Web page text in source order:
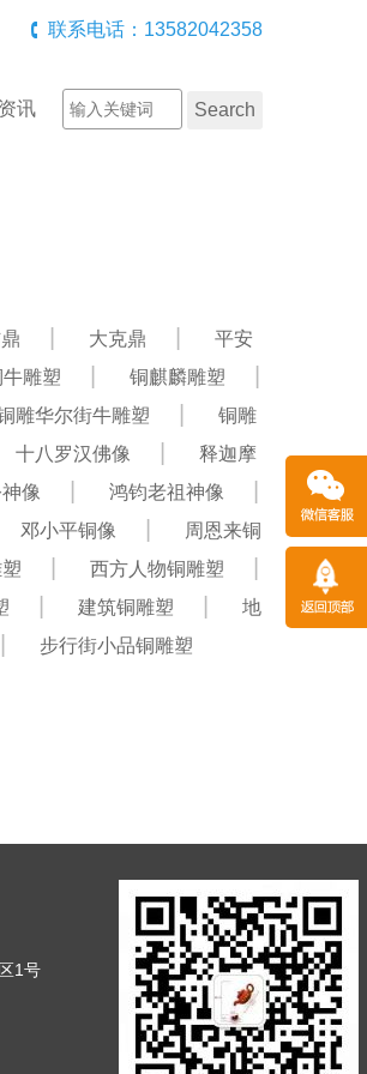
联系电话：13582042358
讯
大克鼎
平安
雕塑
铜麒麟雕塑
雕华尔街牛雕塑
铜雕
十八罗汉佛像
释迦摩
像
鸿钧老祖神像
邓小平铜像
周恩来铜
西方人物铜雕塑
建筑铜雕塑
地
步行街小品铜雕塑
1号